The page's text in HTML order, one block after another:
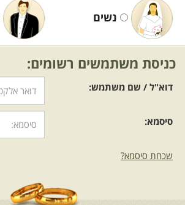
נשים
כניסת משתמשים רשומים:
דוא"ל / שם משתמש:
סיסמא:
שכחת סיסמא?